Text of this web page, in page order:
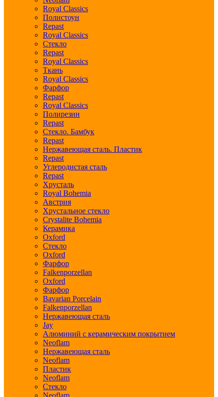
Royal Classics
Полистоун
Repast
Royal Classics
Стекло
Repast
Royal Classics
Ткань
Royal Classics
Фарфор
Repast
Royal Classics
Полирезин
Repast
Стекло. Бамбук
Repast
Нержавеющая сталь. Пластик
Repast
Углеродистая сталь
Repast
Хрусталь
Royal Bohemia
Австрия
Хрустальное стекло
Crystalite Bohemia
Керамика
Oxford
Стекло
Oxford
Фарфор
Falkenporzellan
Oxford
Фарфор
Bavarian Porcelain
Falkenporzellan
Нержавеющая сталь
Jay
Алюминий с керамическим покрытием
Neoflam
Нержавеющая сталь
Neoflam
Пластик
Neoflam
Стекло
Neoflam